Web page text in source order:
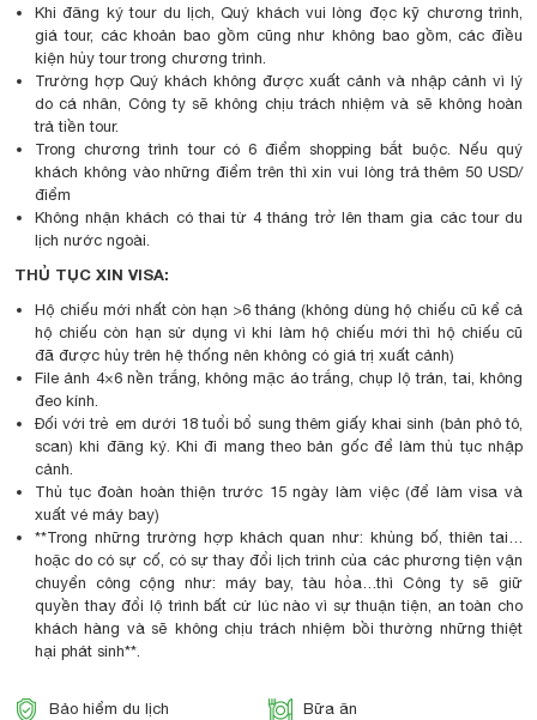
Khi đăng ký tour du lịch, Quý khách vui lòng đọc kỹ chương trình,
giá tour, các khoản bao gồm cũng như không bao gồm, các điều
kiện hủy tour trong chương trình.
Trường hợp Quý khách không được xuất cảnh và nhập cảnh vì lý
do cá nhân, Công ty sẽ không chịu trách nhiệm và sẽ không hoàn
trả tiền tour.
Trong chương trình tour có 6 điểm shopping bắt buộc. Nếu quý
khách không vào những điểm trên thì xin vui lòng trả thêm 50 USD/
điểm
Không nhận khách có thai từ 4 tháng trở lên tham gia các tour du
lịch nước ngoài.
THỦ TỤC XIN VISA:
Hộ chiếu mới nhất còn hạn >6 tháng (không dùng hộ chiếu cũ kể cả
hộ chiếu còn hạn sử dụng vì khi làm hộ chiếu mới thì hộ chiếu cũ
đã được hủy trên hệ thống nên không có giá trị xuất cảnh)
File ảnh 4×6 nền trắng, không mặc áo trắng, chụp lộ trán, tai, không
đeo kính.
Đối với trẻ em dưới 18 tuổi bổ sung thêm giấy khai sinh (bản phô tô,
scan) khi đăng ký. Khi đi mang theo bản gốc để làm thủ tục nhập
cảnh.
Thủ tục đoàn hoàn thiện trước 15 ngày làm việc (để làm visa và
xuất vé máy bay)
**Trong những trường hợp khách quan như: khủng bố, thiên tai…
hoặc do có sự cố, có sự thay đổi lịch trình của các phương tiện vận
chuyển công cộng như: máy bay, tàu hỏa…thì Công ty sẽ giữ
quyền thay đổi lộ trình bất cứ lúc nào vì sự thuận tiện, an toàn cho
khách hàng và sẽ không chịu trách nhiệm bồi thường những thiệt
hại phát sinh**.
Bảo hiểm du lịch
Bữa ăn